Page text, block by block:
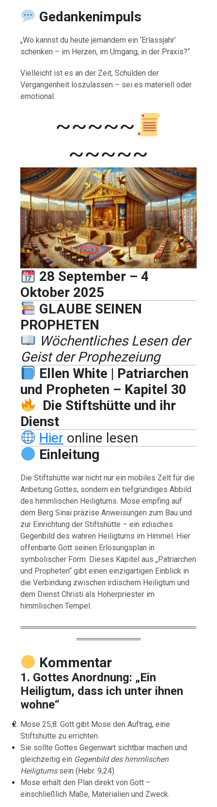
Gedankenimpuls
„Wo kannst du heute jemandem ein ‘Erlassjahr’
schenken – im Herzen, im Umgang, in der Praxis?“
Vielleicht ist es an der Zeit, Schulden der
Vergangenheit loszulassen – sei es materiell oder
emotional.
~~~~~
~~~~~
28 September – 4
Oktober 2025
GLAUBE SEINEN
PROPHETEN
Wöchentliches Lesen der
Geist der Prophezeiung
Ellen White | Patriarchen
und Propheten – Kapitel 30
Die Stiftshütte und ihr
Dienst
Hier online lesen
Einleitung
Die Stiftshütte war nicht nur ein mobiles Zelt für die
Anbetung Gottes, sondern ein tiefgründiges Abbild
des himmlischen Heiligtums. Mose empfing auf
dem Berg Sinai präzise Anweisungen zum Bau und
zur Einrichtung der Stiftshütte – ein irdisches
Gegenbild des wahren Heiligtums im Himmel. Hier
offenbarte Gott seinen Erlösungsplan in
symbolischer Form. Dieses Kapitel aus „Patriarchen
und Propheten“ gibt einen einzigartigen Einblick in
die Verbindung zwischen irdischem Heiligtum und
dem Dienst Christi als Hoherpriester im
himmlischen Tempel.
═════════════════════════════════
════════════
Kommentar
1. Gottes Anordnung: „Ein
Heiligtum, dass ich unter ihnen
wohne“
Mose 25,8: Gott gibt Mose den Auftrag, eine
Stiftshütte zu errichten.
Sie sollte Gottes Gegenwart sichtbar machen und
gleichzeitig ein Gegenbild des himmlischen
Heiligtumssein (Hebr. 9,24).
Mose erhält den Plan direkt von Gott –
einschließlich Maße, Materialien und Zweck.